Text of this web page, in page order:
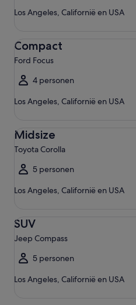
Los Angeles, Californië en USA
Compact
Ford Focus
4 personen
Los Angeles, Californië en USA
Midsize
Toyota Corolla
5 personen
Los Angeles, Californië en USA
SUV
Jeep Compass
5 personen
Los Angeles, Californië en USA